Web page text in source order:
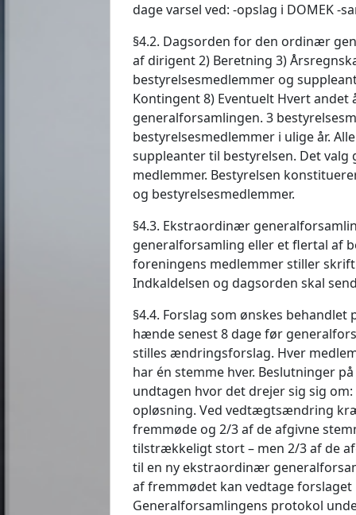
dage varsel ved: -opslag i DOMEK -
§4.2. Dagsorden for den ordinær
af dirigent 2) Beretning 3)
bestyrelsesmedlemmer og
Kontingent 8) Eventuelt Hvert
generalforsamlingen. 3
bestyrelsesmedlemmer i ulige år.
suppleanter til bestyrelsen. Det
medlemmer. Bestyrelsen
og bestyrelsesmedlemmer.
§4.3. Ekstraordinær
generalforsamling eller et flertal af
foreningens medlemmer stiller
Indkaldelsen og dagsorden skal
§4.4. Forslag som ønskes
hænde senest 8 dage før
stilles ændringsforslag. Hver
har én stemme hver. Beslutninger
undtagen hvor det drejer sig sig
opløsning. Ved vedtægtsændring
fremmøde og 2/3 af de afgivne
tilstrækkeligt stort – men 2/3 af de
til en ny ekstraordinær
af fremmødet kan vedtage forslaget
Generalforsamlingens protokol